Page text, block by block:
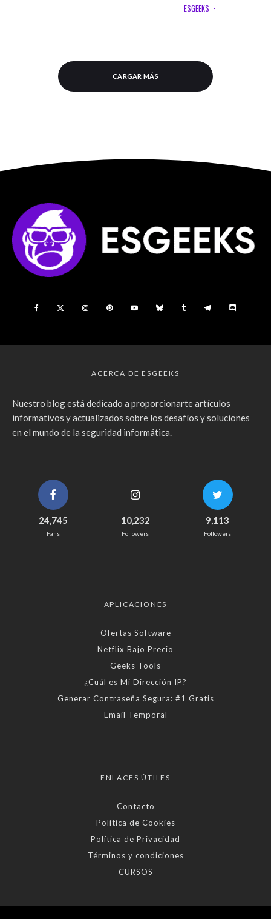
ESGEEKS ·
CARGAR MÁS
ACERCA DE ESGEEKS
Nuestro blog está dedicado a proporcionarte artículos
informativos y actualizados sobre los desafíos y soluciones
en el mundo de la seguridad informática.
24,745
Fans
10,232
Followers
9,113
Followers
APLICACIONES
Ofertas Software
Netflix Bajo Precio
Geeks Tools
¿Cuál es Mi Dirección IP?
Generar Contraseña Segura: #1 Gratis
Email Temporal
ENLACES ÚTILES
Contacto
Política de Cookies
Política de Privacidad
Términos y condiciones
CURSOS